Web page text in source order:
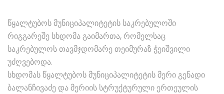
წყალტუბოს მუნიციპალიტეტის საკრებულოში
რიგგარეშე სხდომა გაიმართა, რომელსაც
საკრებულოს თავმჯდომარე თეიმურაზ ჭეიშვილი
უძღვებოდა.
სხდომას წყალტუბოს მუნიციპალიტეტის მერი გენადი
ბალანჩივაძე და მერიის სტრუქტურული ერთეულის